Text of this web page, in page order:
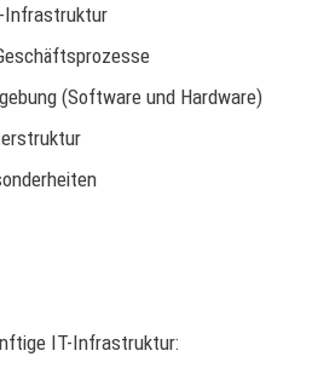
Infrastruktur
(Software und Hardware)
IT-Infrastruktur: